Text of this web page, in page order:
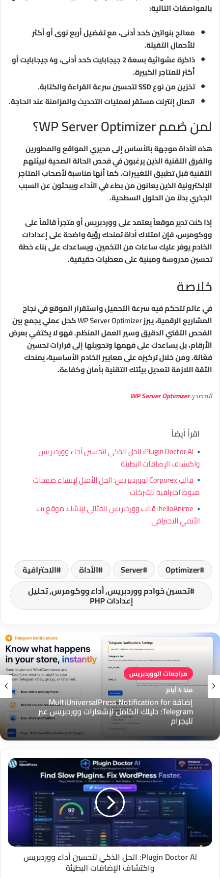
بالمواصفات التالية:
معالج بنواتين كحد أدنى، مع تفضيل أربع نوى أو أكثر
للأحمال الثقيلة.
ذاكرة عشوائية بسعة 2 جيجابايت كحد أدنى، و4 جيجابايت أو
أكثر للمتاجر الكبيرة.
تخزين من نوع SSD لتحسين سرعة القراءة والكتابة.
اتصال إنترنت مستقر لعمليات التحديث والمزامنة عند الحاجة.
لمن صُمم WP Server Optimizer؟
هذه الأداة موجهة بالأساس إلى مديري المواقع والمطورين
والفرق التقنية الذين يرغبون في فحص الحالة الصحية لبيئتهم
التقنية قبل تطبيق التغييرات. كما أنها مناسبة لأصحاب المتاجر
الإلكترونية الذين يعانون من بطء في الأداء ويبحثون عن السبب
الجذري بدلاً من الحلول السطحية.
إذا كنت تدير موقعاً يعتمد على ووردبريس أو متجراً قائماً على
ووكومرس، فإن امتلاك أداة تمنحك رؤية واضحة على إعدادات
الخادم يوفر عليك ساعات من التخمين، ويساعدك على بناء خطة
تحسين مدروسة ومبنية على معطيات حقيقية.
خلاصة
في عالم تتحكم فيه سرعة التحميل واستقرار الموقع في نجاح
المشاريع الرقمية، يبرزWP Server Optimizerكحل عملي يجمع بين
الفحص التقني الدقيق وسير العمل المنظم. فهو لا يكتفي بعرض
الأرقام، بل يساعدك على فهمها وتحويلها إلى قرارات تحسين
فعّالة. ومن خلال تركيزه على معايير الخادم الأساسية، يمنحك
الثقة اللازمة لتعديل بيئتك التقنية بأمان وكفاءة.
المصدر:WP Server Optimizer
اقرأ أيضاً
▪
Plugin Doctor AI: الحل الذكي لتحسين أداء ووردبريس
واكتشاف الإضافات البطيئة
▪
قالب Corporex لووردبريس: الحل الأمثل لإنشاء صفحات
هبوط احترافية للشركات
▪
helloAnime: قالب ووردبريس المثالي لإنشاء موقع بث
الأنمي الاحترافي
Optimizer
Server الأداة
الاحترافية
تحسين خوادم ووردبريس, أداء ووكومرس, تحليل
إعدادات PHP
مراجعات الووردبريس
منذ 4 أيام
إضافة MultiUniversalPress Notification for
Telegram: دليلك الكامل لإشعارات ووردبريس عبر
تليجرام
Plugin
Doctor
الحل
الذكي
لتحسين
ووردبريس
واكتشاف
الإضافات
Plugin Doctor AI: الحل الذكي لتحسين أداء ووردبريس
واكتشاف الإضافات البطيئة